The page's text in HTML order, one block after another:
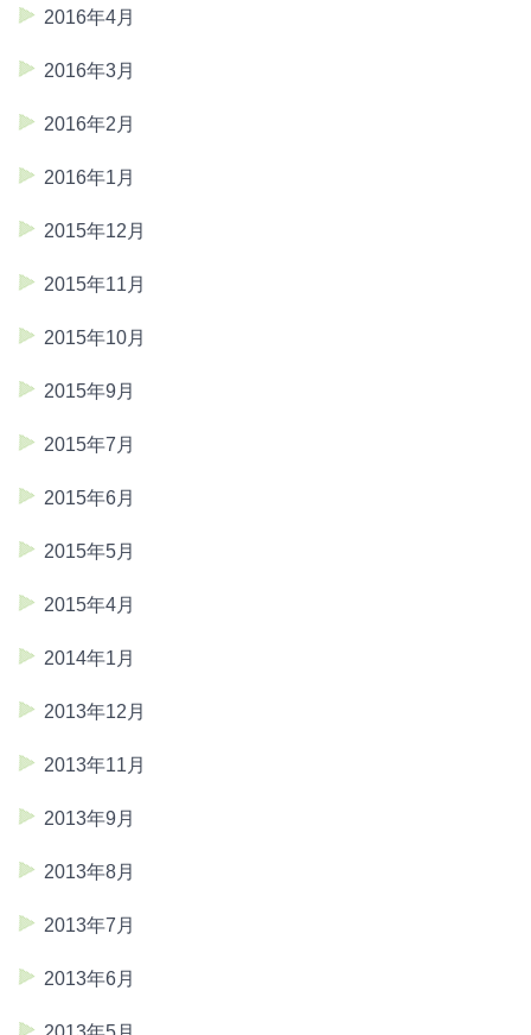
2016年4月
2016年3月
2016年2月
2016年1月
2015年12月
2015年11月
2015年10月
2015年9月
2015年7月
2015年6月
2015年5月
2015年4月
2014年1月
2013年12月
2013年11月
2013年9月
2013年8月
2013年7月
2013年6月